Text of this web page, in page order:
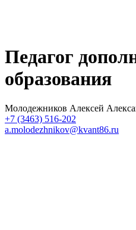
Педагог
образования
Молодежников Алексей
+7 (3463) 516-202
a.molodezhnikov@kvant86.ru